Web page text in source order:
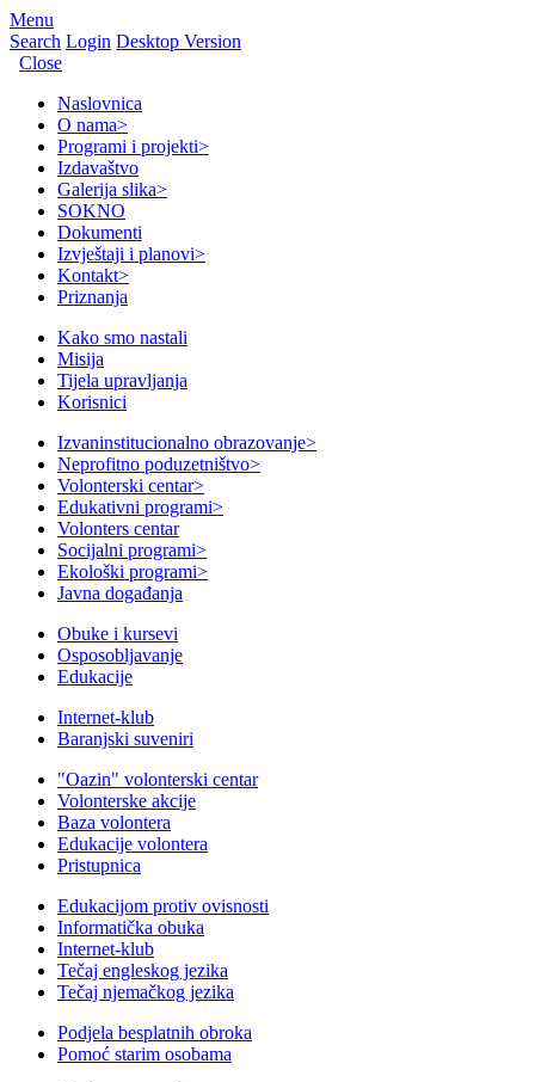
Menu
Search Login Desktop Version
Close
Naslovnica
O nama>
Programi i projekti>
Izdavaštvo
Galerija slika>
SOKNO
Dokumenti
Izvještaji i planovi>
Kontakt>
Priznanja
Kako smo nastali
Misija
Tijela upravljanja
Korisnici
Izvaninstitucionalno obrazovanje>
Neprofitno poduzetništvo>
Volonterski centar>
Edukativni programi>
Volonters centar
Socijalni programi>
Ekološki programi>
Javna događanja
Obuke i kursevi
Osposobljavanje
Edukacije
Internet-klub
Baranjski suveniri
"Oazin" volonterski centar
Volonterske akcije
Baza volontera
Edukacije volontera
Pristupnica
Edukacijom protiv ovisnosti
Informatička obuka
Internet-klub
Tečaj engleskog jezika
Tečaj njemačkog jezika
Podjela besplatnih obroka
Pomoć starim osobama